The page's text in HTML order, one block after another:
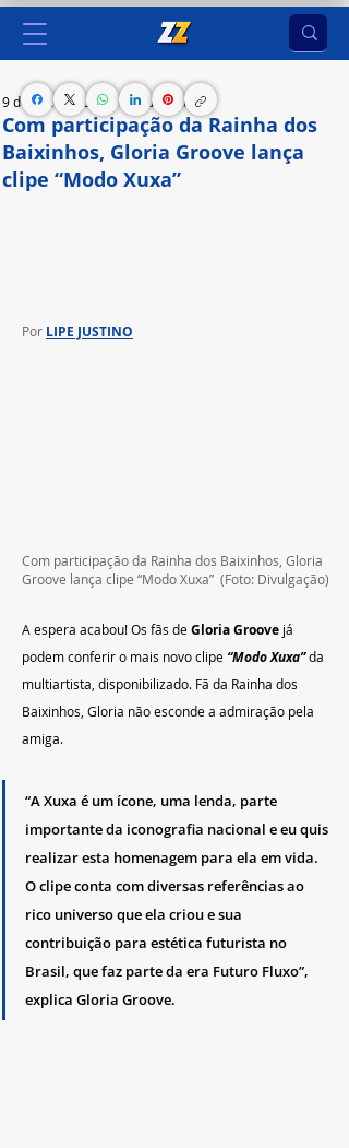
Com participação da Rainha dos
Baixinhos, Gloria Groove lança
clipe “Modo Xuxa”
9 de fev. de 2024 2 min de leitura
Por LIPE JUSTINO
Com participação da Rainha dos Baixinhos, Gloria
Groove lança clipe “Modo Xuxa”  (Foto: Divulgação)
A espera acabou! Os fãs de Gloria Groove já
podem conferir o mais novo clipe “Modo Xuxa” da
multiartista, disponibilizado. Fã da Rainha dos
Baixinhos, Gloria não esconde a admiração pela
amiga.
“A Xuxa é um ícone, uma lenda, parte
importante da iconografia nacional e eu quis
realizar esta homenagem para ela em vida.
O clipe conta com diversas referências ao
rico universo que ela criou e sua
contribuição para estética futurista no
Brasil, que faz parte da era Futuro Fluxo”,
explica Gloria Groove.